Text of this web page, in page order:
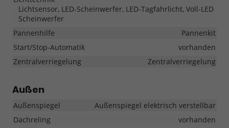
Lichtsensor, LED-Scheinwerfer, LED-Tagfahrlicht, Voll-LED
Scheinwerfer
Pannenhilfe
Pannenkit
Start/Stop-Automatik
vorhanden
Zentralverriegelung
Zentralverriegelung
Außen
Außenspiegel
Außenspiegel elektrisch verstellbar
Dachreling
vorhanden